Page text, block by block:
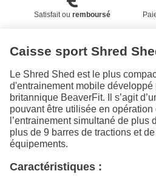
Satisfait ou remboursé
Caisse sport Shred
Le Shred Shed est le plus
d'entrainement mobile développé
britannique BeaverFit. Il s’agit
pouvant être utilisée en opération
l’entrainement simultané de plus
plus de 9 barres de tractions et
équipements.
Caractéristiques :